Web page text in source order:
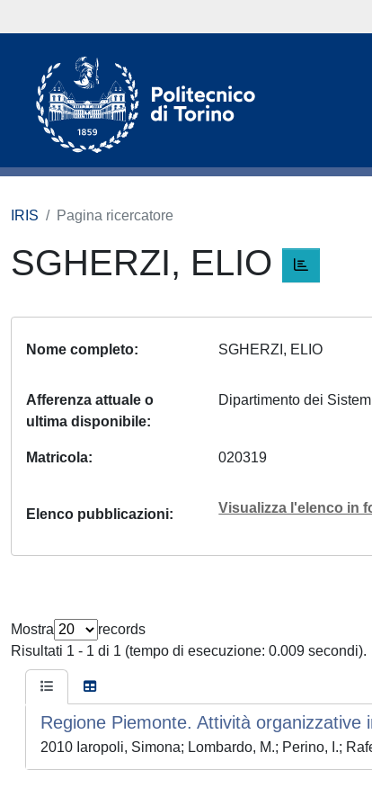
IRIS Pagina ricercatore
SGHERZI, ELIO
Nome completo SGHERZI, ELIO
Afferenza attuale o
ultima disponibile
Dipartimento dei
Matricola 020319
Elenco pubblicazioni Visualizza l'elenco in
Mostra
records
Risultati 1 - 1 di 1 (tempo di esecuzione: 0.009 secondi).
Regione Piemonte. Attività organizzative
2010 Iaropoli, Simona; Lombardo, M.; Perino, I.;